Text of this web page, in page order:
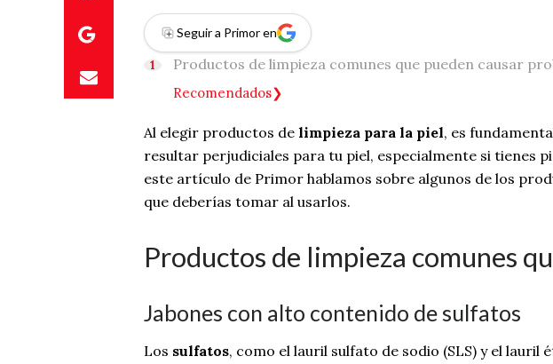
Seguir a Primor en
Productos de limpieza comunes que pueden causar
Recomendados
Al elegir productos de limpieza para la piel, es
resultar perjudiciales para tu piel, especialmente si tienes
este artículo de Primor hablamos sobre algunos de los
que deberías tomar al usarlos.
Productos de limpieza comunes
Jabones con alto contenido de sulfatos
Los sulfatos, como el lauril sulfato de sodio (SLS) y el lauril